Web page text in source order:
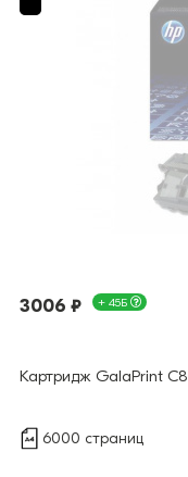
3006 ₽ + 45Б
Картридж GalaPrint
6000 страниц